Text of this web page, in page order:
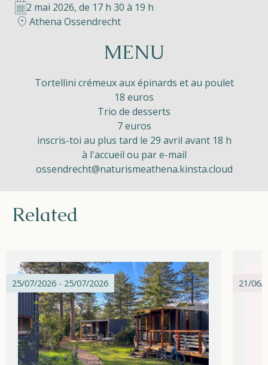
Contact
FR NL EN
Apple App Store
2 mai 2026, de 17 h 30 à 19 h
Athena Ossendrecht
MENU
Tortellini crémeux aux épinards et au poulet
18 euros
Trio de desserts
7 euros
inscris-toi au plus tard le 29 avril avant 18 h
à l'accueil ou par e-mail
ossendrecht@naturismeathena.kinsta.cloud
Related
25/07/2026 - 25/07/2026 21/06/